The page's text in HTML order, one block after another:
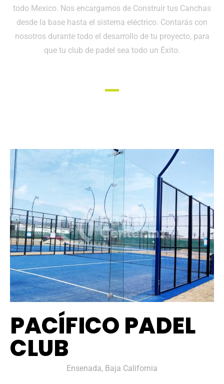
todo Mexico. Nos encargamos de Construir tus Canchas
desde la base hasta el sistema eléctrico. Contarás con
nosotros durante todo el desarrollo de tu proyecto, para
que tu club de padel sea todo un Éxito.
PACÍFICO PADEL
CLUB
Ensenada, Baja California